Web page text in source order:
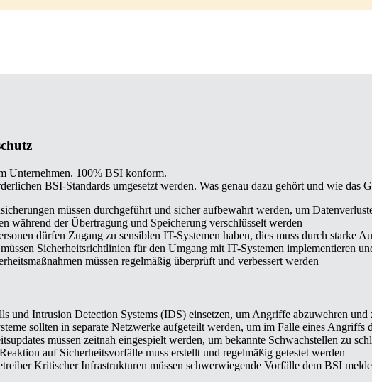
Unternehmen. 100% BSI konform.
BSI-Standards umgesetzt werden. Was genau dazu gehört und wie das
müssen durchgeführt und sicher aufbewahrt werden, um
während der Übertragung und Speicherung verschlüsselt werden
dürfen Zugang zu sensiblen IT-Systemen haben, dies muss durch starke
Sicherheitsrichtlinien für den Umgang mit IT-Systemen implementieren
müssen regelmäßig überprüft und verbessert werden
und Intrusion Detection Systems (IDS) einsetzen, um Angriffe abzuwehren und
sollten in separate Netzwerke aufgeteilt werden, um im Falle eines Angriffs
müssen zeitnah eingespielt werden, um bekannte Schwachstellen zu
auf Sicherheitsvorfälle muss erstellt und regelmäßig getestet werden
Kritischer Infrastrukturen müssen schwerwiegende Vorfälle dem BSI